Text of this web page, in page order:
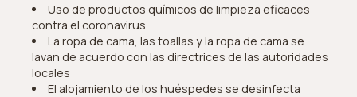
Uso de productos químicos de limpieza eficaces
contra el coronavirus
La ropa de cama, las toallas y la ropa de cama se
lavan de acuerdo con las directrices de las autoridades
locales
El alojamiento de los huéspedes se desinfecta